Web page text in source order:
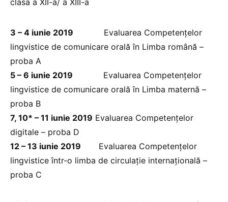
clasa a XII-a/ a XIII-a
3 – 4 iunie 2019 Evaluarea Competențelor
lingvistice de comunicare orală în Limba română –
proba A
5 – 6 iunie 2019 Evaluarea Competențelor
lingvistice de comunicare orală în Limba maternă –
proba B
7, 10* – 11 iunie 2019 Evaluarea Competențelor
digitale – proba D
12 – 13 iunie 2019 Evaluarea Competențelor
lingvistice într-o limba de circulație internațională –
proba C